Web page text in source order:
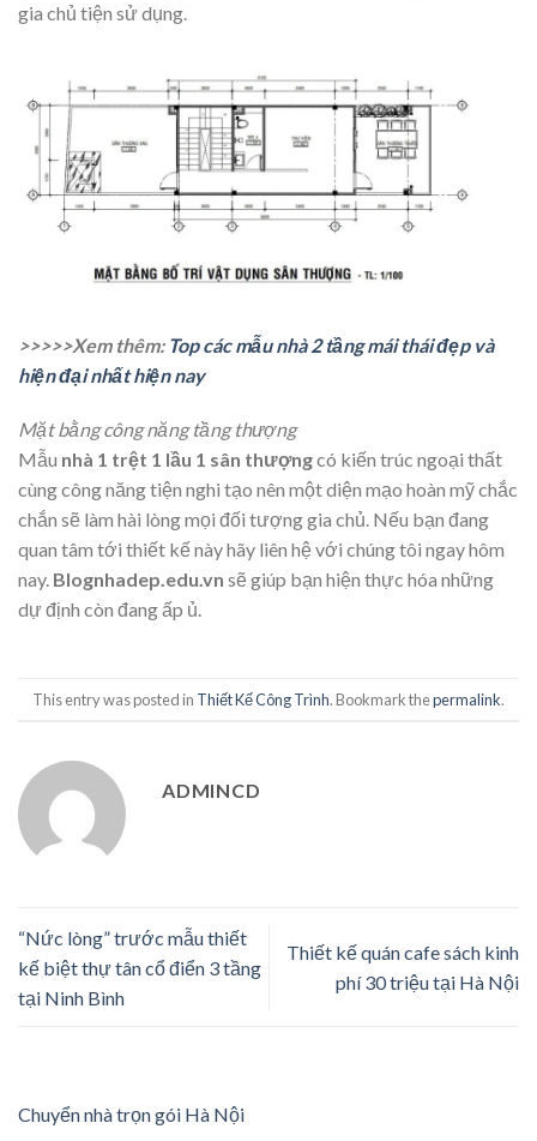
gia chủ tiện sử dụng.
>>>>>Xem thêm: Top các mẫu nhà 2 tầng mái thái đẹp và
hiện đại nhất hiện nay
Mặt bằng công năng tầng thượng
Mẫu nhà 1 trệt 1 lầu 1 sân thượngcó kiến trúc ngoại thất
cùng công năng tiện nghi tạo nên một diện mạo hoàn mỹ chắc
chắn sẽ làm hài lòng mọi đối tượng gia chủ. Nếu bạn đang
quan tâm tới thiết kế này hãy liên hệ với chúng tôi ngay hôm
nay. Blognhadep.edu.vn sẽ giúp bạn hiện thực hóa những
dự định còn đang ấp ủ.
This entry was posted in Thiết Kế Công Trình. Bookmark thepermalink.
ADMINCD
“Nức lòng” trước mẫu thiết
kế biệt thự tân cổ điển 3 tầng
tại Ninh Bình
Thiết kế quán cafe sách kinh
phí 30 triệu tại Hà Nội
Chuyển nhà trọn gói Hà Nội